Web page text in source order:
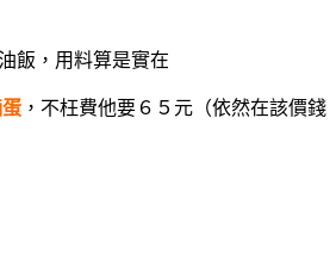
飯，用料算是實在
，不枉費他要６５元（依然在該價錢